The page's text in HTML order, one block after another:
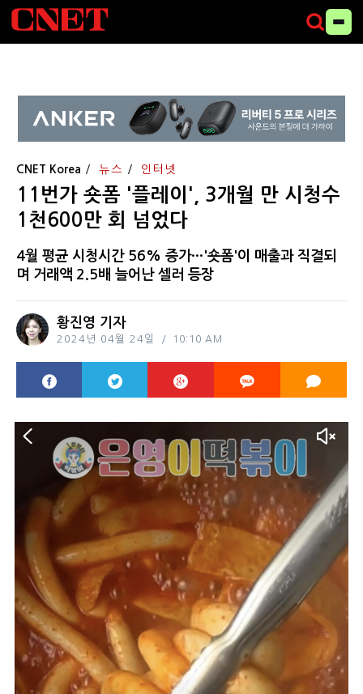
CNET Korea 뉴스 인터넷
11번가 숏폼 '플레이', 3개월 만 시청수
1천600만 회 넘었다
4월 평균 시청시간 56% 증가···'숏폼'이 매출과 직결되
며 거래액 2.5배 늘어난 셀러 등장
황진영 기자
2024년 04월 24일 10:10 AM